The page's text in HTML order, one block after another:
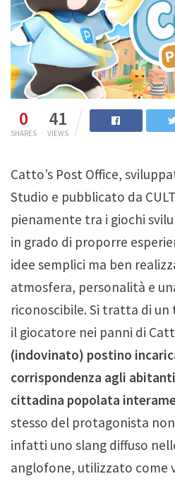
0
SHARES
41
VIEWS
Catto’s Post Office,
Studio e pubblicato da
pienamente tra i giochi
in grado di proporre
idee semplici ma ben
atmosfera, personalità e
riconoscibile. Si tratta di
il giocatore nei panni di
(indovinato) postino
corrispondenza agli
cittadina popolata
stesso del protagonista non
infatti uno slang diffuso
anglofone, utilizzato come